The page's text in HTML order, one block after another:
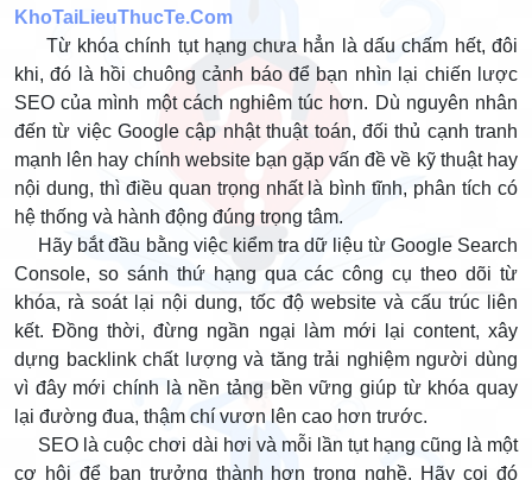
KhoTaiLieuThucTe.Com
Từ khóa chính tụt hạng chưa hẳn là dấu chấm hết, đôi
khi, đó là hồi chuông cảnh báo để bạn nhìn lại chiến lược
SEO của mình một cách nghiêm túc hơn. Dù nguyên nhân
đến từ việc Google cập nhật thuật toán, đối thủ cạnh tranh
mạnh lên hay chính website bạn gặp vấn đề về kỹ thuật hay
nội dung, thì điều quan trọng nhất là bình tĩnh, phân tích có
hệ thống và hành động đúng trọng tâm.
Hãy bắt đầu bằng việc kiểm tra dữ liệu từ Google Search
Console, so sánh thứ hạng qua các công cụ theo dõi từ
khóa, rà soát lại nội dung, tốc độ website và cấu trúc liên
kết. Đồng thời, đừng ngần ngại làm mới lại content, xây
dựng backlink chất lượng và tăng trải nghiệm người dùng
vì đây mới chính là nền tảng bền vững giúp từ khóa quay
lại đường đua, thậm chí vươn lên cao hơn trước.
SEO là cuộc chơi dài hơi và mỗi lần tụt hạng cũng là một
cơ hội để bạn trưởng thành hơn trong nghề. Hãy coi đó